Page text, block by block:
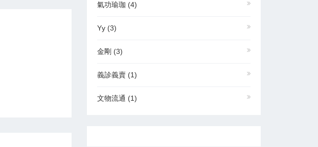
氣功瑜珈 (4)
Yy (3)
金剛 (3)
義診義賣 (1)
文物流通 (1)